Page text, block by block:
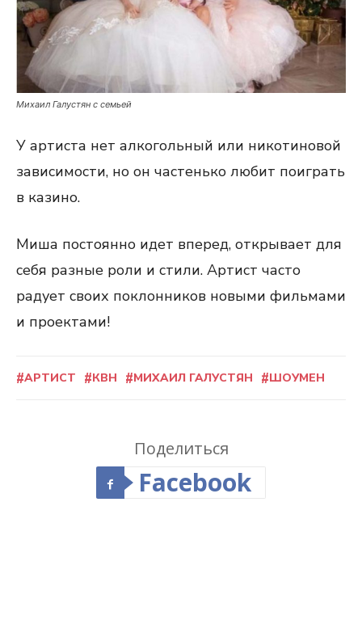
Михаил Галустян с семьей
У артиста нет алкогольный или никотиновой
зависимости, но он частенько любит поиграть
в казино.
Миша постоянно идет вперед, открывает для
себя разные роли и стили. Артист часто
радует своих поклонников новыми фильмами
и проектами!
АРТИСТ КВН МИХАИЛ ГАЛУСТЯН ШОУМЕН
Поделиться
Facebook